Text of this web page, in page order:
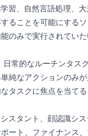
習、自然言語処理、
ることを可能にする
のみで実行されてい
日常的なルーチンタ
純なアクションのみ
タスクに焦点を当て
スタント、顔認識シ
ート、ファイナンス